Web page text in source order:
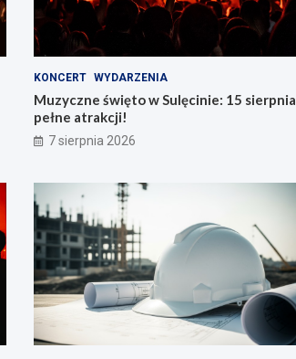
KONCERT WYDARZENIA
Muzyczne święto w Sulęcinie: 15 sierpnia
pełne atrakcji!
7 sierpnia 2026